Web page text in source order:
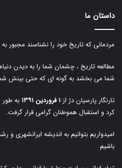
داستان ما
مردمانی که تاریخ خود را نشناسند مجبور
مطالعه تاریخ ، چشمان شما را به دیدن
شما می بخشد به گونه ای که حتی بینش
تارنگار پارسیان دژ از ۱ فروردین ۱۳۹۱
به طور
کرد و استقبال هموطنان گرامی قرار گرفت.
امیدواریم بتوانیم به اندیشه ایرانشهری
باشیم